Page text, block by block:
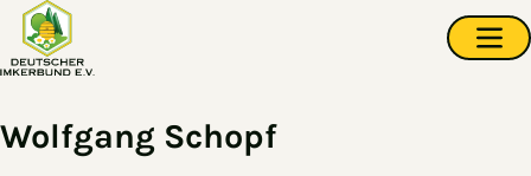
Zum Hauptinhalt springen
Wolfgang Schopf